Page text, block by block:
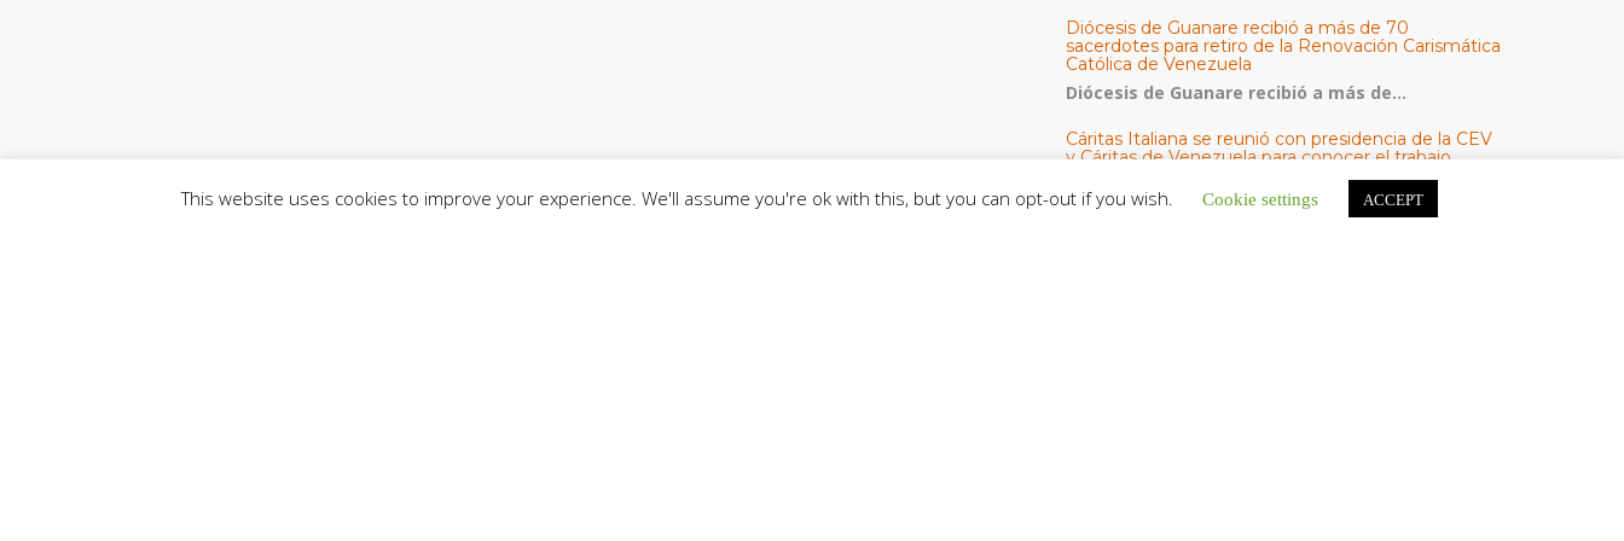
Diócesis de Guanare recibió a más de 70
sacerdotes para retiro de la Renovación Carismática
Católica de Venezuela
Diócesis de Guanare recibió a más de...
Cáritas Italiana se reunió con presidencia de la CEV
y Cáritas de Venezuela para conocer el trabajo
Una delegación encabezada por el padre Marco...
This website uses cookies to improve your experience. We'll assume you're ok with this, but you can opt-out if you wish. Cookie settings ACCEPT